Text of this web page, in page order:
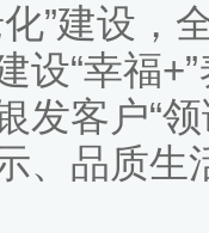
”建设，
设“幸福
发客户“
、品质生